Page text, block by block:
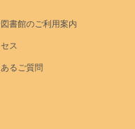
書館のご利用案内
ス
るご質問